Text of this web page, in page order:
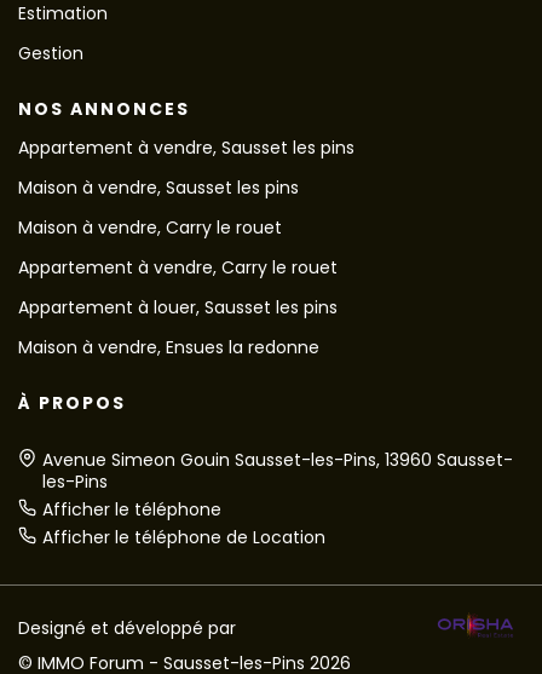
Estimation
Gestion
NOS ANNONCES
Appartement à vendre, Sausset les pins
Maison à vendre, Sausset les pins
Maison à vendre, Carry le rouet
Appartement à vendre, Carry le rouet
Appartement à louer, Sausset les pins
Maison à vendre, Ensues la redonne
À PROPOS
Avenue Simeon Gouin Sausset-les-Pins, 13960 Sausset-
les-Pins
Afficher le téléphone
Afficher le téléphone de Location
Designé et développé par
© IMMO Forum - Sausset-les-Pins 2026